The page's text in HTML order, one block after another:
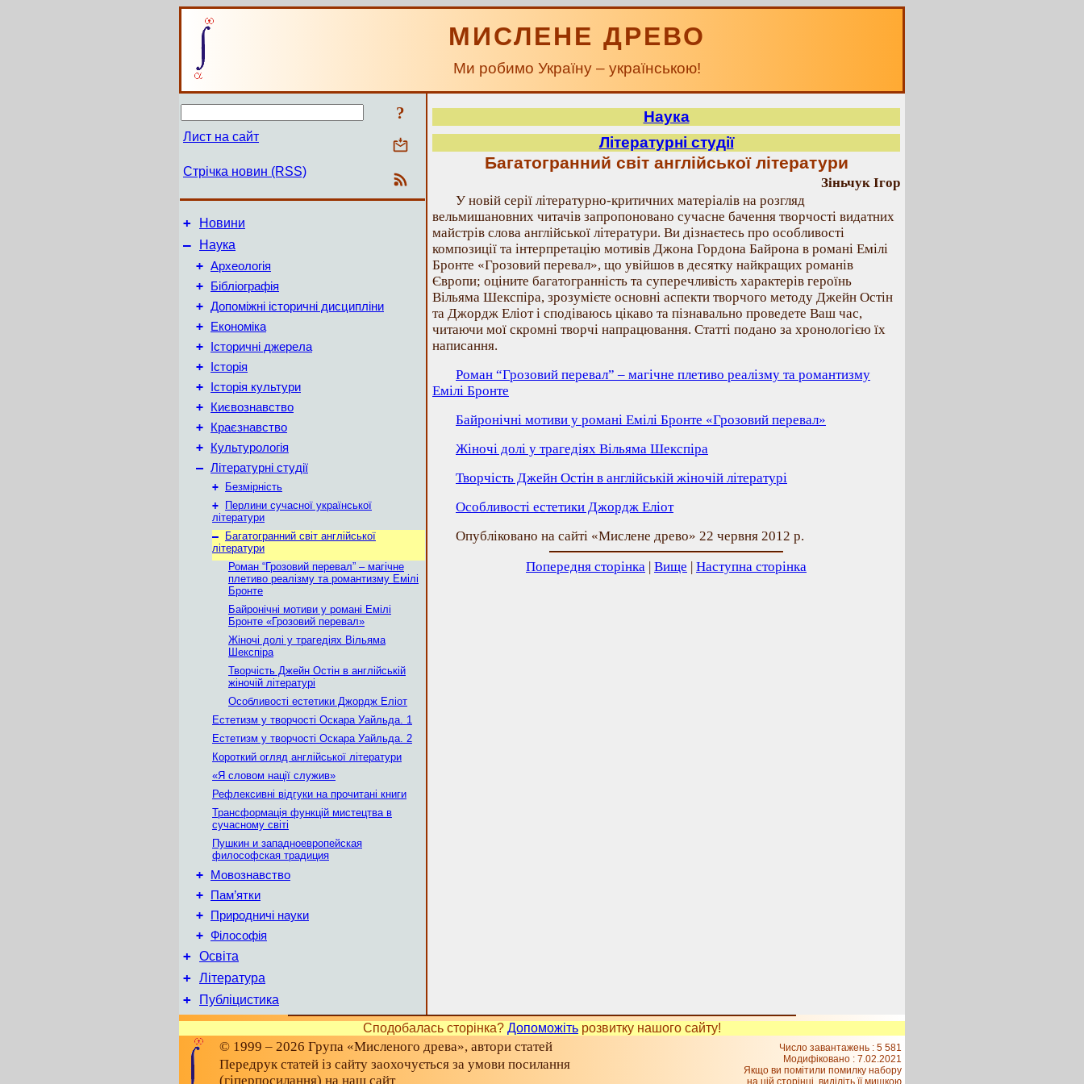
МИСЛЕНЕ ДРЕВО
Ми робимо Україну – українською!
?
Лист на сайт
Стрічка новин (RSS)
+ Новини
–
Наука
+ Археологія
+ Бібліографія
+ Допоміжні історичні дисципліни
+ Економіка
+ Історичні джерела
+ Історія
+ Історія культури
+ Києвознавство
+ Краєзнавство
+ Культурологія
– Літературні студії
+
Безмірність
+
Перлини сучасної української
літератури
–
Багатогранний світ англійської
літератури
Роман “Грозовий перевал” – магічне
плетиво реалізму та романтизму Емілі
Бронте
Байронічні мотиви у романі Емілі
Бронте «Грозовий перевал»
Жіночі долі у трагедіях Вільяма
Шекспіра
Творчість Джейн Остін в англійській
жіночій літературі
Особливості естетики Джордж Еліот
Естетизм у творчості Оскара Уайльда. 1
Естетизм у творчості Оскара Уайльда. 2
Короткий огляд англійської літератури
«Я словом нації служив»
Рефлексивні відгуки на прочитані книги
Трансформація функцій мистецтва в
сучасному світі
Пушкин и западноевропейская
философская традиция
+ Мовознавство
+ Пам’ятки
+ Природничі науки
+ Філософія
+ Освіта
+ Література
+ Публіцистика
Наука
Літературні студії
Багатогранний світ англійської літератури
Зіньчук Ігор
У новій серії літературно-критичних матеріалів на розгляд
вельмишановних читачів запропоновано сучасне бачення творчості видатних
майстрів слова англійської літератури. Ви дізнаєтесь про особливості
композиції та інтерпретацію мотивів Джона Гордона Байрона в романі Емілі
Бронте «Грозовий перевал», що увійшов в десятку найкращих романів
Європи; оціните багатогранність та суперечливість характерів героїнь
Вільяма Шекспіра, зрозумієте основні аспекти творчого методу Джейн Остін
та Джордж Еліот і сподіваюсь цікаво та пізнавально проведете Ваш час,
читаючи мої скромні творчі напрацювання. Статті подано за хронологією їх
написання.
Роман “Грозовий перевал” – магічне плетиво реалізму та романтизму
Емілі Бронте
Байронічні мотиви у романі Емілі Бронте «Грозовий перевал»
Жіночі долі у трагедіях Вільяма Шекспіра
Творчість Джейн Остін в англійській жіночій літературі
Особливості естетики Джордж Еліот
Опубліковано на сайті «Мислене древо» 22 червня 2012 р.
Попередня сторінка | Вище | Наступна сторінка
Сподобалась сторінка? Допоможіть розвитку нашого сайту!
© 1999 – 2026 Група «Мисленого древа», автори статей
Передрук статей із сайту заохочується за умови посилання
(гіперпосилання) на наш сайт
Число завантажень : 5 581
Модифіковано : 7.02.2021
Якщо ви помітили помилку набору
на цiй сторiнцi, видiлiть її мишкою